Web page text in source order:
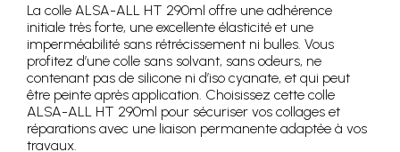
La colle ALSA-ALL HT 290ml offre une adhérence
initiale très forte, une excellente élasticité et une
imperméabilité sans rétrécissement ni bulles. Vous
profitez d’une colle sans solvant, sans odeurs, ne
contenant pas de silicone ni d’iso cyanate, et qui peut
être peinte après application. Choisissez cette colle
ALSA-ALL HT 290ml pour sécuriser vos collages et
réparations avec une liaison permanente adaptée à vos
travaux.